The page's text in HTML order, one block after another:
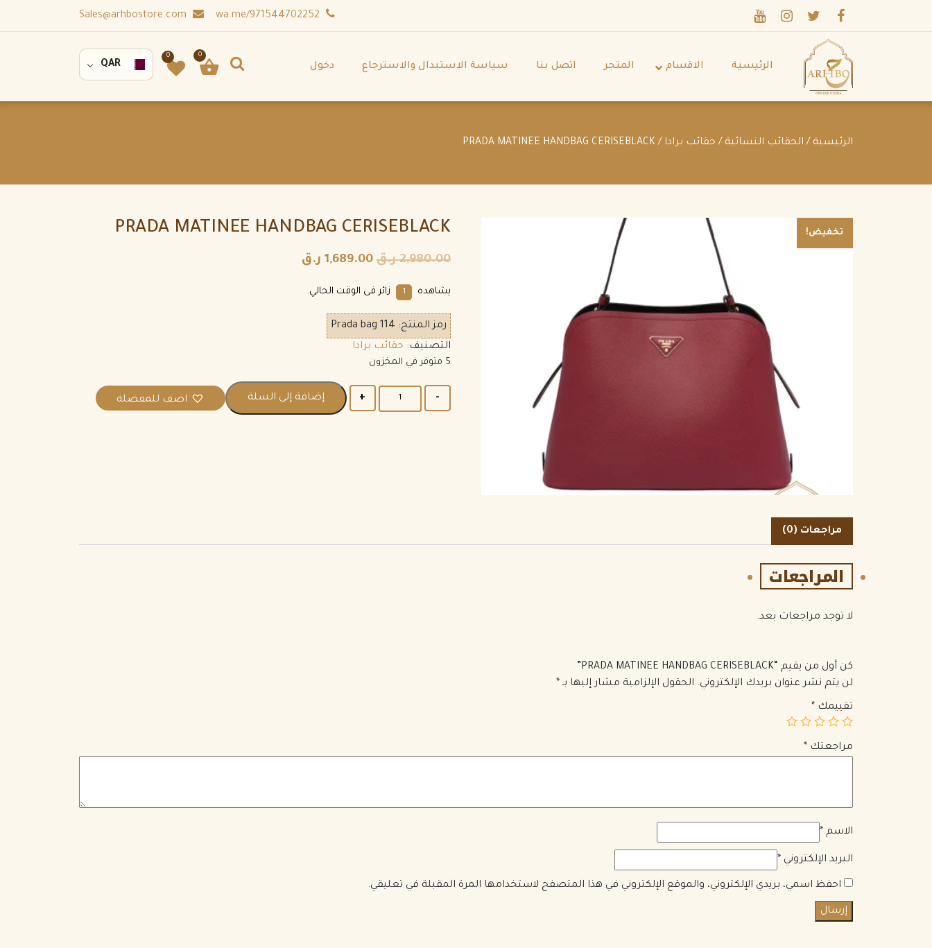
الرئيسية الاقسام المتجر اتصل بنا سياسة الاستبدال والاسترجاع دخول
0
0
QAR
الرئيسية / الحقائب النسائية / حقائب برادا / PRADA MATINEE HANDBAG CERISEBLACK
تخفيض! PRADA MATINEE HANDBAG CERISEBLACK
2,980.00 ر.ق 1,689.00 ر.ق
يشاهده 1 زائر فى الوقت الحالي.
رمز المنتج: Prada bag 114
التصنيف: حقائب برادا
5 متوفر في المخزون
إضافة إلى السلة اضف للمفضلة
مراجعات (0)
المراجعات
لا توجد مراجعات بعد.
كن أول من يقيم “PRADA MATINEE HANDBAG CERISEBLACK”
لن يتم نشر عنوان بريدك الإلكتروني. الحقول الإلزامية مشار إليها بـ *
تقييمك *
مراجعتك *
الاسم *
البريد الإلكتروني *
احفظ اسمي، بريدي الإلكتروني، والموقع الإلكتروني في هذا المتصفح لاستخدامها المرة المقبلة في تعليقي.